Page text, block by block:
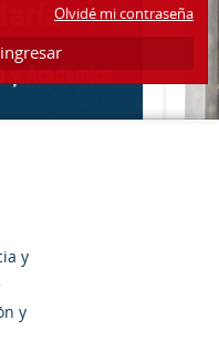
Olvidé mi contraseña
y
y